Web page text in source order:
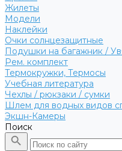
Жилеты
Модели
Наклейки
Очки солнцезащитные
Подушки на багажник /
Рем. комплект
Термокружки, Термосы
Учебная литература
Чехлы / рюкзаки / сумки
Шлем для водных видов
Экшн-Камеры
Поиск